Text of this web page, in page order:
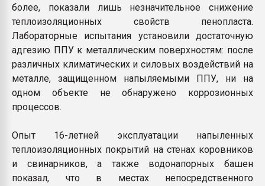
более, показали лишь незначительное снижение
теплоизоляционных свойств пенопласта.
Лабораторные испытания установили достаточную
адгезию ППУ к металлическим поверхностям: после
различных климатических и силовых воздействий на
металле, защищенном напыляемыми ППУ, ни на
одном объекте не обнаружено коррозионных
процессов.
Опыт 16-летней эксплуатации напыленных
теплоизоляционных покрытий на стенах коровников
и свинарников, а также водонапорных башен
показал, что в местах непосредственного